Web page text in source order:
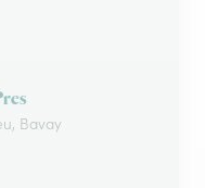
Bavay